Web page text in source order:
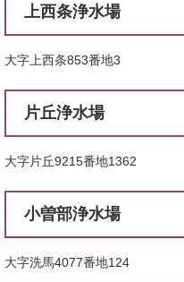
上西条浄水場
大字上西条853番地3
片丘浄水場
大字片丘9215番地1362
小曽部浄水場
大字洗馬4077番地124